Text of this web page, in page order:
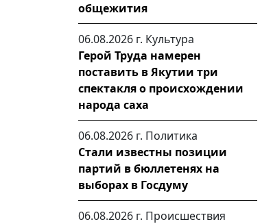
общежития
06.08.2026 г. Культура
Герой Труда намерен
поставить в Якутии три
спектакля о происхождении
народа саха
06.08.2026 г. Политика
Стали известны позиции
партий в бюллетенях на
выборах в Госдуму
06.08.2026 г. Происшествия